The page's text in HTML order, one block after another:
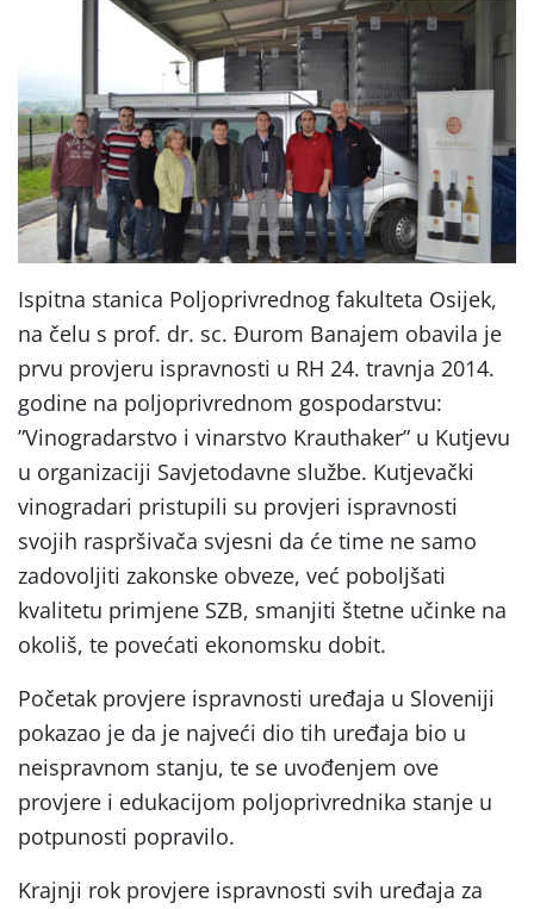
Ispitna stanica Poljoprivrednog fakulteta Osijek,
na čelu s prof. dr. sc. Đurom Banajem obavila je
prvu provjeru ispravnosti u RH 24. travnja 2014.
godine na poljoprivrednom gospodarstvu:
”Vinogradarstvo i vinarstvo Krauthaker” u Kutjevu
u organizaciji Savjetodavne službe. Kutjevački
vinogradari pristupili su provjeri ispravnosti
svojih raspršivača svjesni da će time ne samo
zadovoljiti zakonske obveze, već poboljšati
kvalitetu primjene SZB, smanjiti štetne učinke na
okoliš, te povećati ekonomsku dobit.
Početak provjere ispravnosti uređaja u Sloveniji
pokazao je da je najveći dio tih uređaja bio u
neispravnom stanju, te se uvođenjem ove
provjere i edukacijom poljoprivrednika stanje u
potpunosti popravilo.
Krajnji rok provjere ispravnosti svih uređaja za